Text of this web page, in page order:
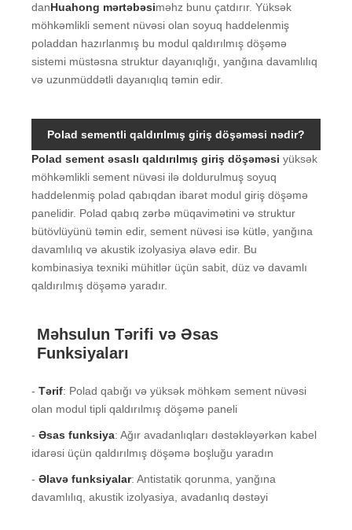
danHuahong mərtəbəsiməhz bunu çatdırır. Yüksək
möhkəmlikli sement nüvəsi olan soyuq haddelenmiş
poladdan hazırlanmış bu modul qaldırılmış döşəmə
sistemi müstəsna struktur dayanıqlığı, yanğına davamlılıq
və uzunmüddətli dayanıqlıq təmin edir.
Polad sementli qaldırılmış giriş döşəməsi nədir?
Polad sement əsaslı qaldırılmış giriş döşəməsi yüksək
möhkəmlikli sement nüvəsi ilə doldurulmuş soyuq
haddelenmiş polad qabıqdan ibarət modul giriş döşəmə
panelidir. Polad qabıq zərbə müqavimətini və struktur
bütövlüyünü təmin edir, sement nüvəsi isə kütlə, yanğına
davamlılıq və akustik izolyasiya əlavə edir. Bu
kombinasiya texniki mühitlər üçün sabit, düz və davamlı
qaldırılmış döşəmə yaradır.
Məhsulun Tərifi və Əsas
Funksiyaları
-Tərif: Polad qabığı və yüksək möhkəm sement nüvəsi
olan modul tipli qaldırılmış döşəmə paneli
-Əsas funksiya: Ağır avadanlıqları dəstəkləyərkən kabel
idarəsi üçün qaldırılmış döşəmə boşluğu yaradın
-Əlavə funksiyalar: Antistatik qorunma, yanğına
davamlılıq, akustik izolyasiya, avadanlıq dəstəyi